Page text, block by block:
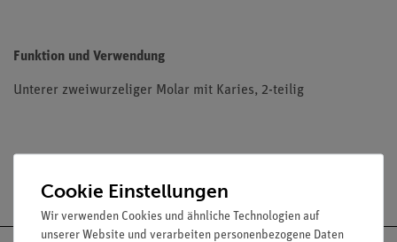
Funktion und Verwendung
Unterer zweiwurzeliger Molar mit Karies, 2-teilig
Cookie Einstellungen
Wir verwenden Cookies und ähnliche Technologien auf
unserer Website und verarbeiten personenbezogene Daten